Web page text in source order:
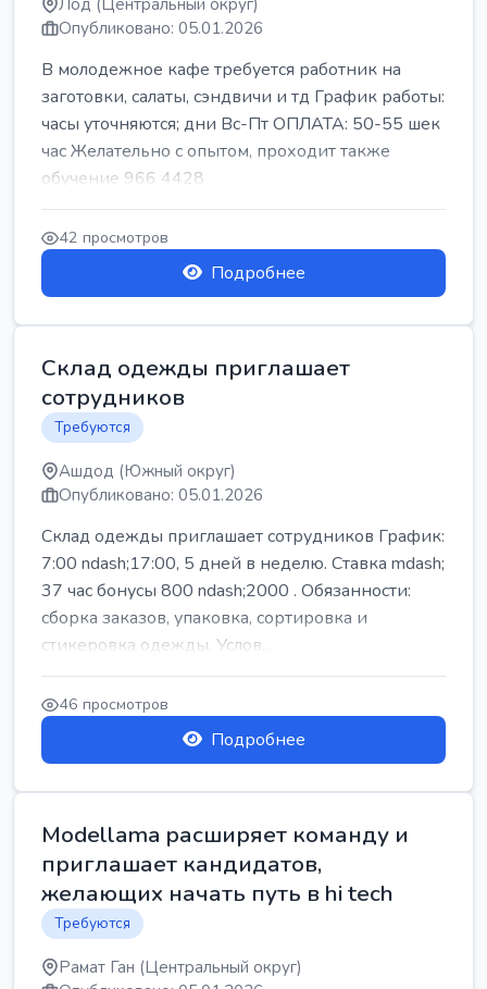
Лод (Центральный округ)
Опубликовано: 05.01.2026
В молодежное кафе требуется работник на
заготовки, салаты, сэндвичи и тд График работы:
часы уточняются; дни Вс-Пт ОПЛАТА: 50-55 шек
час Желательно с опытом, проходит также
обучение 966 4428
42 просмотров
Подробнее
Склад одежды приглашает
сотрудников
Требуются
Ашдод (Южный округ)
Опубликовано: 05.01.2026
Склад одежды приглашает сотрудников График:
7:00 ndash;17:00, 5 дней в неделю. Ставка mdash;
37 час бонусы 800 ndash;2000 . Обязанности:
сборка заказов, упаковка, сортировка и
стикеровка одежды. Услов...
46 просмотров
Подробнее
Modellama расширяет команду и
приглашает кандидатов,
желающих начать путь в hi tech
Требуются
Рамат Ган (Центральный округ)